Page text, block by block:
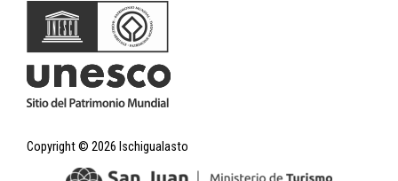
Copyright © 2026 Ischigualasto